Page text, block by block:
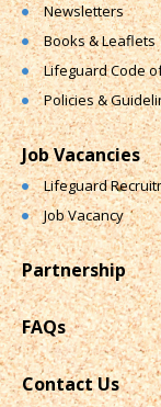
Newsletters
Books & Leaflets
Lifeguard Code
Policies &
Job Vacancies
Lifeguard
Job Vacancy
Partnership
FAQs
Contact Us